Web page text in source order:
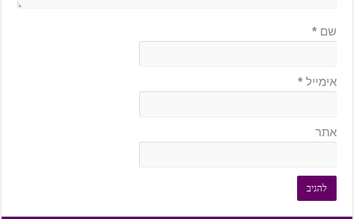
שם *
אימייל *
אתר